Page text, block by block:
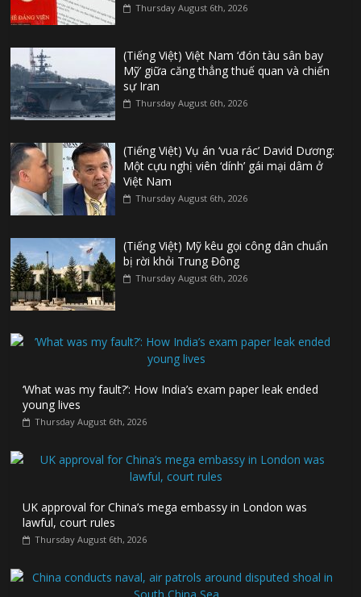
Thursday August 6th, 2026
(Tiếng Việt) Việt Nam ‘đón tàu sân bay
Mỹ’ giữa căng thẳng thuế quan và chiến
sự Iran
Thursday August 6th, 2026
(Tiếng Việt) Vụ án ‘vua rác’ David Dương:
Một cựu nghị viên ‘dính’ gái mại dâm ở
Việt Nam
Thursday August 6th, 2026
(Tiếng Việt) Mỹ kêu gọi công dân chuẩn
bị rời khỏi Trung Đông
Thursday August 6th, 2026
‘What was my fault?’: How India’s exam paper leak ended
young lives
Thursday August 6th, 2026
UK approval for China’s mega embassy in London was
lawful, court rules
Thursday August 6th, 2026